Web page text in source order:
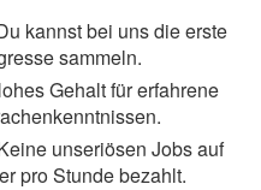
kannst bei uns die erste
sammeln.
Gehalt für erfahrene
unseriösen Jobs auf
pro Stunde bezahlt.